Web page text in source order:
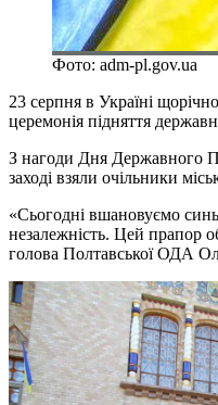
Фото: adm-pl.gov.ua
23 серпня в Україні
церемонія підняття
З нагоди Дня Державного
заході взяли очільники
«Сьогодні вшановуємо
незалежність. Цей прапор
голова Полтавської ОДА